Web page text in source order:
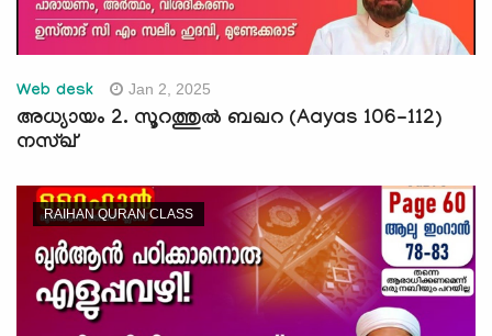
Web desk Jan 2, 2025
അധ്യായം 2. സൂറത്തുല്‍ ബഖറ (Aayas 106-112)
നസ്ഖ്
RAIHAN QURAN CLASS